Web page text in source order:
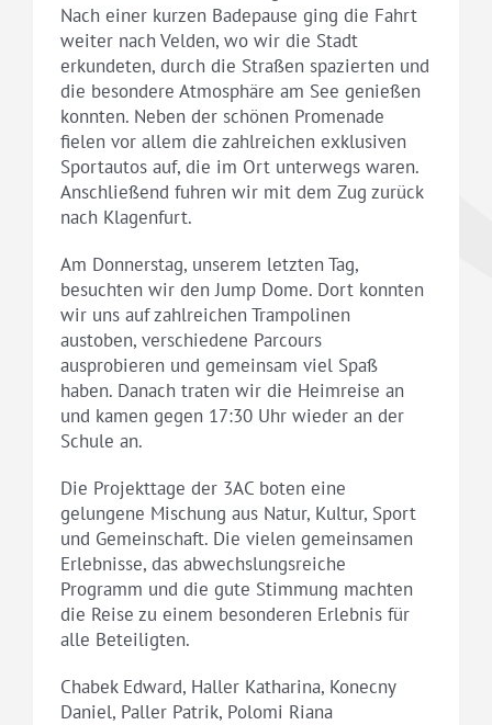
Nach einer kurzen Badepause ging die Fahrt
weiter nach Velden, wo wir die Stadt
erkundeten, durch die Straßen spazierten und
die besondere Atmosphäre am See genießen
konnten. Neben der schönen Promenade
fielen vor allem die zahlreichen exklusiven
Sportautos auf, die im Ort unterwegs waren.
Anschließend fuhren wir mit dem Zug zurück
nach Klagenfurt.
Am Donnerstag, unserem letzten Tag,
besuchten wir den Jump Dome. Dort konnten
wir uns auf zahlreichen Trampolinen
austoben, verschiedene Parcours
ausprobieren und gemeinsam viel Spaß
haben. Danach traten wir die Heimreise an
und kamen gegen 17:30 Uhr wieder an der
Schule an.
Die Projekttage der 3AC boten eine
gelungene Mischung aus Natur, Kultur, Sport
und Gemeinschaft. Die vielen gemeinsamen
Erlebnisse, das abwechslungsreiche
Programm und die gute Stimmung machten
die Reise zu einem besonderen Erlebnis für
alle Beteiligten.
Chabek Edward, Haller Katharina, Konecny
Daniel, Paller Patrik, Polomi Riana